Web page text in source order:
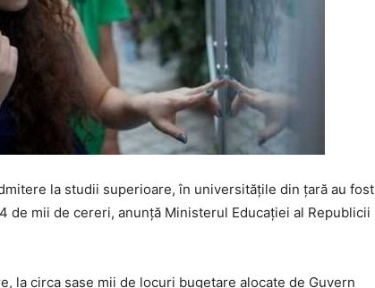
la studii superioare, în universitățile din țară au fost
de mii de cereri, anunță Ministerul Educației al Republicii
la circa șase mii de locuri bugetare alocate de Guvern